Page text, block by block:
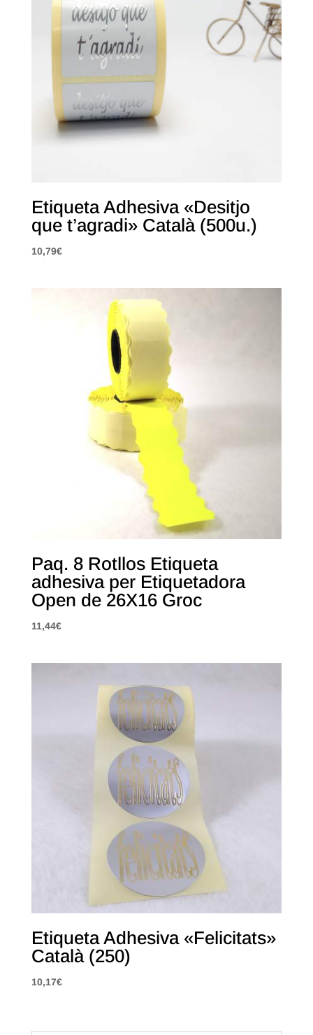
Etiqueta Adhesiva «Desitjo
que t’agradi» Català (500u.)
10,79€
Paq. 8 Rotllos Etiqueta
adhesiva per Etiquetadora
Open de 26X16 Groc
11,44€
Etiqueta Adhesiva «Felicitats»
Català (250)
10,17€